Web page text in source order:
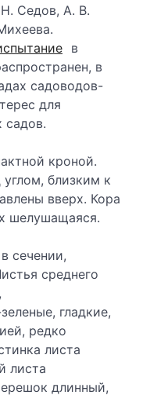
Седов, А. В.
в
в
садоводов-
для
садов.
кроной.
близким к
вверх. Кора
шелушащаяся.
сечении,
среднего
гладкие,
редко
листа
листа
длинный,